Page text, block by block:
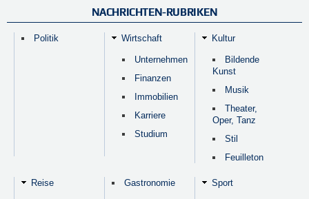
NACHRICHTEN-RUBRIKEN
Politik Wirtschaft
Unternehmen
Finanzen
Immobilien
Karriere
Studium
Kultur
Bildende
Kunst
Musik
Theater,
Oper, Tanz
Stil
Feuilleton
Reise Gastronomie Sport